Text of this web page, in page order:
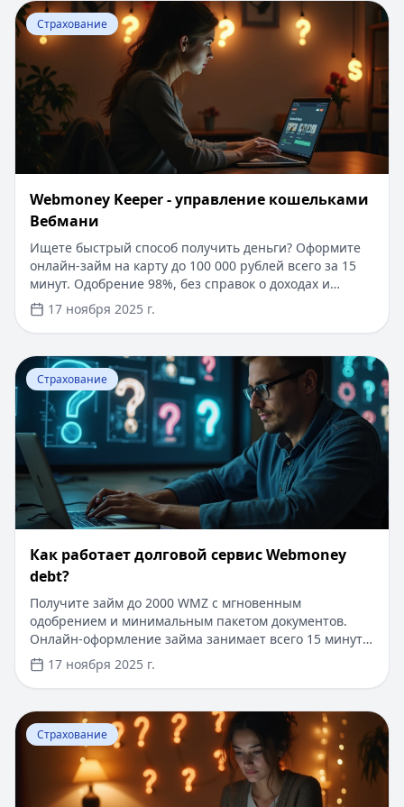
Перейти к статье:Webmoney Keeper - управление
Страхование
Webmoney Keeper - управление кошельками
Вебмани
Ищете быстрый способ получить деньги? Оформите
онлайн-займ на карту до 100 000 рублей всего за 15
минут. Одобрение 98%, без справок о доходах и
поручителей. Для новых клиентов - специальное
предложение под 0% на срок до 30 дней. Простое
погашение через WebMoney и другие платежные
системы. Узнайте больше о возможностях управления
финансами с помощью WebMoney Keeper в нашем
подробном обзоре.
17 ноября 2025 г.
Перейти к статье:Как работает долговой сервис
Страхование
Как работает долговой сервис Webmoney
debt?
Получите займ до 2000 WMZ с мгновенным
одобрением и минимальным пакетом документов.
Онлайн-оформление займа занимает всего 15 минут.
Для новых клиентов действует специальное
предложение: первый займ под 0% на срок до 30
дней. Деньги поступают на электронный кошелек
моментально после одобрения заявки. Никаких
справок о доходах и поручителей не требуется.
17 ноября 2025 г.
Перейти к статье:Как подключить Сбербанк Онлайн
Страхование